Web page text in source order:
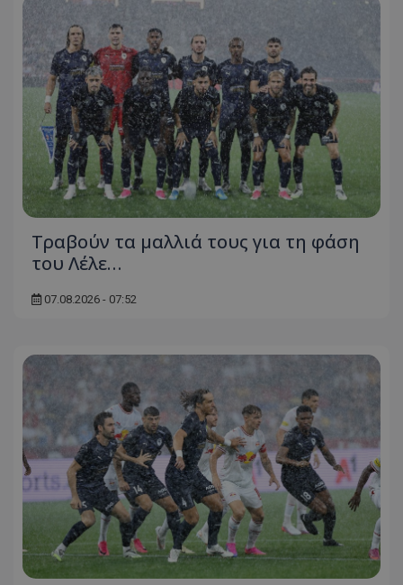
Τραβούν τα μαλλιά τους για τη φάση
του Λέλε…
07.08.2026 - 07:52